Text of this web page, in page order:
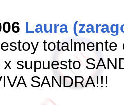
Laura
supuesto
SANDRA!!!